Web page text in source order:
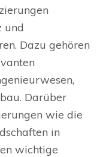
und
Dazu gehören
Darüber
wie die
in
wichtige